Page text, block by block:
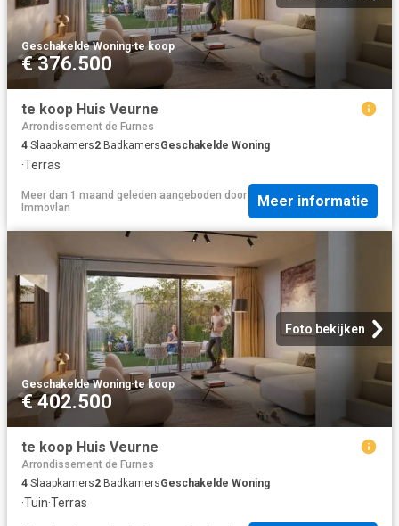
Geschakelde Woning·te koop
€ 376.500
te koop Huis Veurne
Arrondissement de Furnes
4 Slaapkamers2 BadkamersGeschakelde Woning
·Terras
Meer dan 1 maand geleden aangeboden door
Immovlan
Meer informatie
Foto bekijken
Geschakelde Woning·te koop
€ 402.500
te koop Huis Veurne
Arrondissement de Furnes
4 Slaapkamers2 BadkamersGeschakelde Woning
·Tuin·Terras